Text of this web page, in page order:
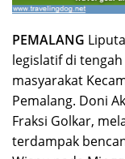
PEMALANG
legislatif di
masyarakat
Pemalang. Doni
Fraksi Golkar,
terdampak